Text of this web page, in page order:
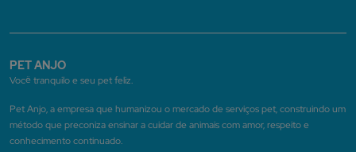
PET ANJO
Você tranquilo e seu pet feliz.
Pet Anjo, a empresa que humanizou o mercado de serviços pet, construindo um
método que preconiza ensinar a cuidar de animais com amor, respeito e
conhecimento continuado.